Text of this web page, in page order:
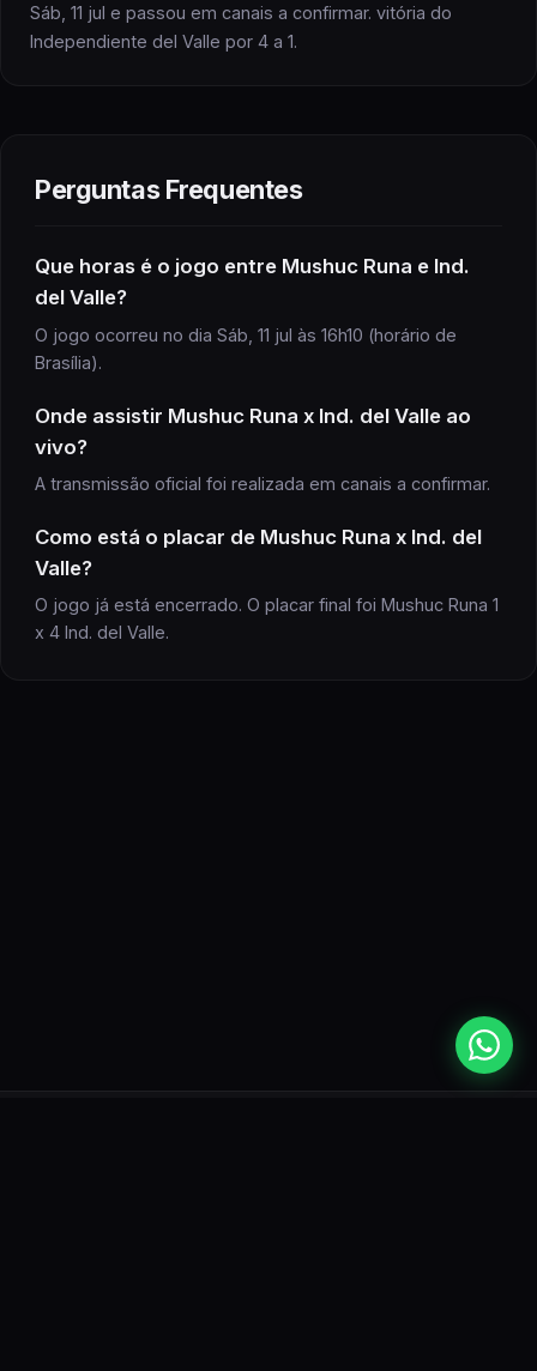
Sáb, 11 jul e passou em canais a confirmar. vitória do
Independiente del Valle por 4 a 1.
Perguntas Frequentes
Que horas é o jogo entre Mushuc Runa e Ind.
del Valle?
O jogo ocorreu no dia Sáb, 11 jul às 16h10 (horário de
Brasília).
Onde assistir Mushuc Runa x Ind. del Valle ao
vivo?
A transmissão oficial foi realizada em canais a confirmar.
Como está o placar de Mushuc Runa x Ind. del
Valle?
O jogo já está encerrado. O placar final foi Mushuc Runa 1
x 4 Ind. del Valle.